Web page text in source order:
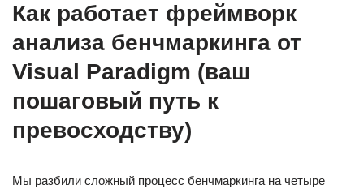
Как работает фреймворк
анализа бенчмаркинга от
Visual Paradigm (ваш
пошаговый путь к
превосходству)
Мы разбили сложный процесс бенчмаркинга на четыре